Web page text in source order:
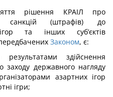
рішення КРАІЛ про
санкцій (штрафів) до
та інших суб’єктів
Законом, є:
здійснення
заходу державного нагляду
азартних ігор
ігри;